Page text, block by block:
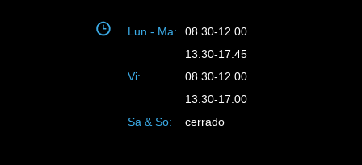
Lun - Ma:
08.30-12.00
13.30-17.45
Vi:
08.30-12.00
13.30-17.00
Sa & So:
cerrado